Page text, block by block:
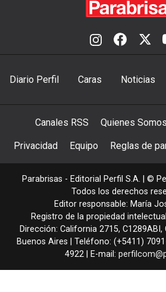
Diario Perfil Caras Noticias
Canales RSS Quienes Somos
Privacidad Equipo Reglas de
Parabrisas - Editorial Perfil S.A. | ©
Todos los derechos
Editor responsable: María
Registro de la propiedad
Dirección: California 2715, C1289ABI ,
Buenos Aires | Teléfono: (+5411)
4922 | E-mail: